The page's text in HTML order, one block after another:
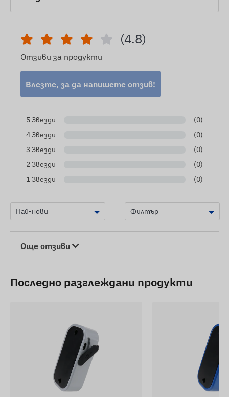
(4.8)
Отзиви за продукти
Влезте, за да напишете отзив!
5 Звезди
(0)
4 Звезди
(0)
3 Звезди
(0)
2 Звезди
(0)
1 Звезди
(0)
Още отзиви
Последно разглеждани продукти